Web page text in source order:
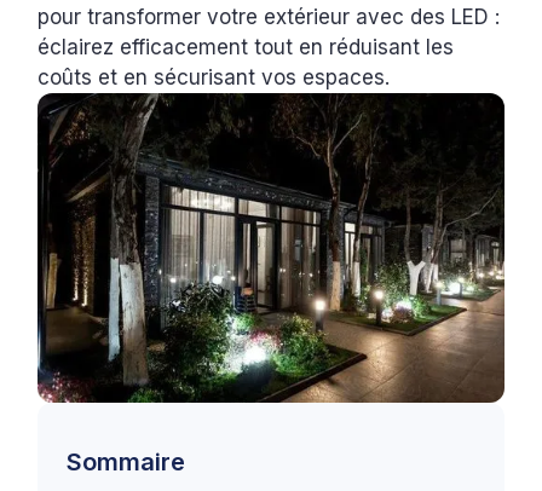
pour transformer votre extérieur avec des LED :
éclairez efficacement tout en réduisant les
coûts et en sécurisant vos espaces.
Sommaire